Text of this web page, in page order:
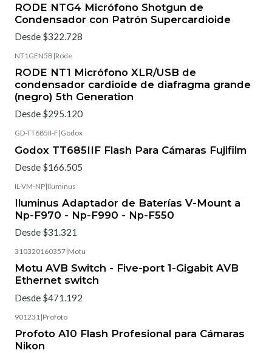
RODE NTG4 Micrófono Shotgun de
Condensador con Patrón Supercardioide
Desde $322.728
NT1GEN5B |Rode
RODE NT1 Micrófono XLR/USB de
condensador cardioide de diafragma grande
(negro) 5th Generation
Desde $295.120
GD-TT685II-F |Godox
Godox TT685IIF Flash Para Cámaras Fujifilm
Desde $166.505
IL-VM-NP|Iluminus
Iluminus Adaptador de Baterías V-Mount a
Np-F970 - Np-F990 - Np-F550
Desde $31.321
310320160357|Motu
Motu AVB Switch - Five-port 1-Gigabit AVB
Ethernet switch
Desde $471.192
901231 |Profoto
Profoto A10 Flash Profesional para Cámaras
Nikon